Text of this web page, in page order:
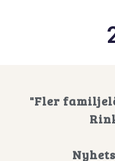
"Fler